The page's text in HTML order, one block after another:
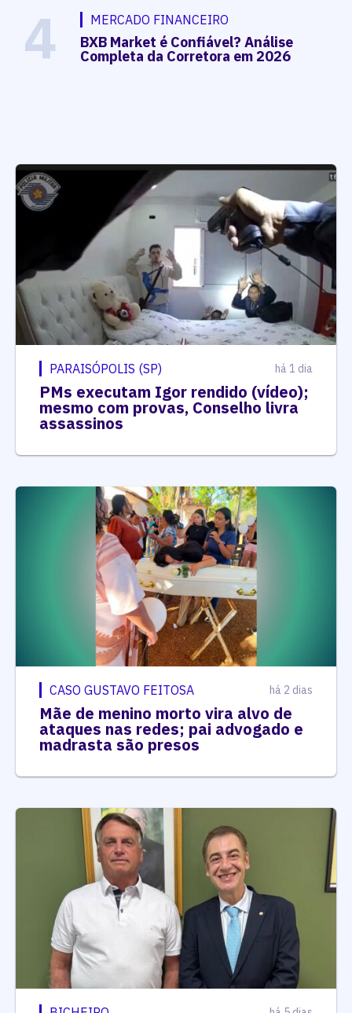
4 MERCADO FINANCEIRO
BXB Market é Confiável? Análise
Completa da Corretora em 2026
PARAISÓPOLIS (SP) há 1 dia
PMs executam Igor rendido (vídeo);
mesmo com provas, Conselho livra
assassinos
CASO GUSTAVO FEITOSA há 2 dias
Mãe de menino morto vira alvo de
ataques nas redes; pai advogado e
madrasta são presos